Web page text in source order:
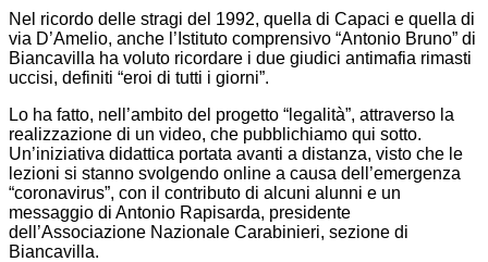
Nel ricordo delle stragi del 1992, quella di Capaci e quella di
via D’Amelio, anche l’Istituto comprensivo “Antonio Bruno” di
Biancavilla ha voluto ricordare i due giudici antimafia rimasti
uccisi, definiti “eroi di tutti i giorni”.
Lo ha fatto, nell’ambito del progetto “legalità”, attraverso la
realizzazione di un video, che pubblichiamo qui sotto.
Un’iniziativa didattica portata avanti a distanza, visto che le
lezioni si stanno svolgendo online a causa dell’emergenza
“coronavirus”, con il contributo di alcuni alunni e un
messaggio di Antonio Rapisarda, presidente
dell’Associazione Nazionale Carabinieri, sezione di
Biancavilla.